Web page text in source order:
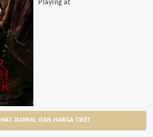
Playing at
JADWAL DAN HARGA TIKET